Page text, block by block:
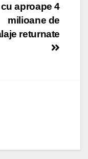
cu aproape 4
milioane de
returnate